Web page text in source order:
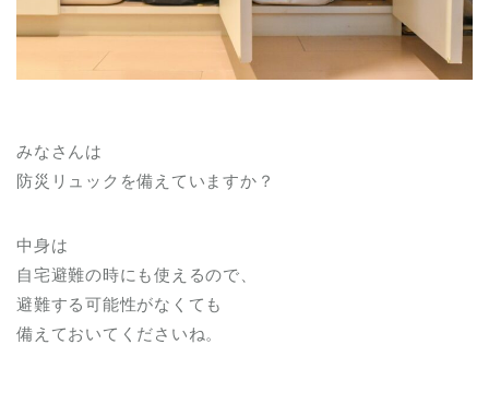
みなさんは
防災リュックを備えていますか？
中身は
自宅避難の時にも使えるので、
避難する可能性がなくても
備えておいてくださいね。